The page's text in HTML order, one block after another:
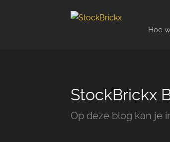
Hoe
StockBrickx
Op deze blog kan je